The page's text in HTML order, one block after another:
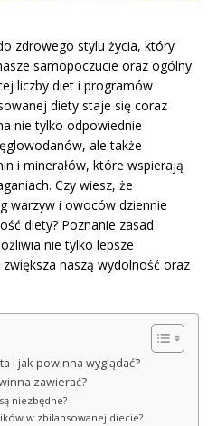
zdrowego stylu życia, który
samopoczucie oraz ogólny
liczby diet i programów
diety staje się coraz
nie tylko odpowiednie
ale także
i minerałów, które wspierają
Czy wiesz, że
warzyw i owoców dziennie
diety? Poznanie zasad
nie tylko lepsze
naszą wydolność oraz
i jak powinna wyglądać?
zawierać?
niezbędne?
w zbilansowanej diecie?